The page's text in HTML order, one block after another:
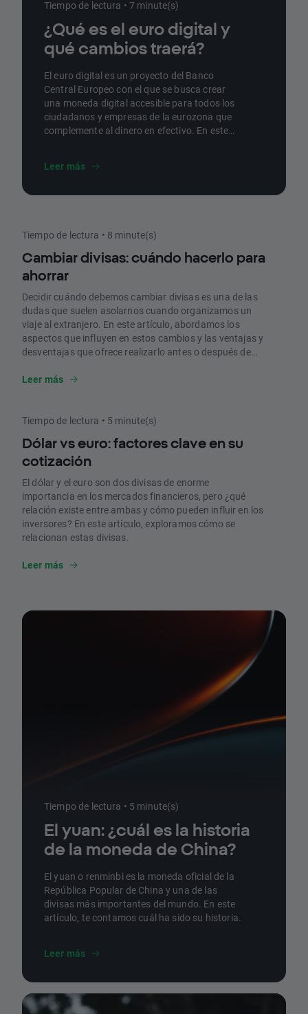
Tiempo de lectura • 7 minute(s)
¿Qué es el euro digital y
qué cambios traerá?
El euro digital es un proyecto del Banco
Central Europeo con el que se busca crear
una moneda digital accesible para todos los
ciudadanos y empresas de la eurozona que
complemente al dinero en efectivo. En este
Leer más
Tiempo de lectura • 8 minute(s)
Cambiar divisas: cuándo hacerlo para
ahorrar
Decidir cuándo debemos cambiar divisas es una de las
dudas que suelen asolarnos cuando organizamos un
viaje al extranjero. En este artículo, abordamos los
aspectos que influyen en estos cambios y las ventajas y
desventajas que ofrece realizarlo antes o después de
Leer más
Tiempo de lectura • 5 minute(s)
Dólar vs euro: factores clave en su
cotización
El dólar y el euro son dos divisas de enorme
importancia en los mercados financieros, pero ¿qué
relación existe entre ambas y cómo pueden influir en los
inversores? En este artículo, exploramos cómo se
relacionan estas divisas.
Leer más
Tiempo de lectura • 5 minute(s)
El yuan: ¿cuál es la historia
de la moneda de China?
El yuan o renminbi es la moneda oficial de la
República Popular de China y una de las
divisas más importantes del mundo. En este
artículo, te contamos cuál ha sido su historia.
Leer más